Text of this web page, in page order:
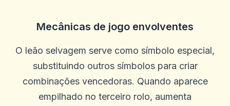
Mecânicas de jogo envolventes
O leão selvagem serve como símbolo especial,
substituindo outros símbolos para criar
combinações vencedoras. Quando aparece
empilhado no terceiro rolo, aumenta